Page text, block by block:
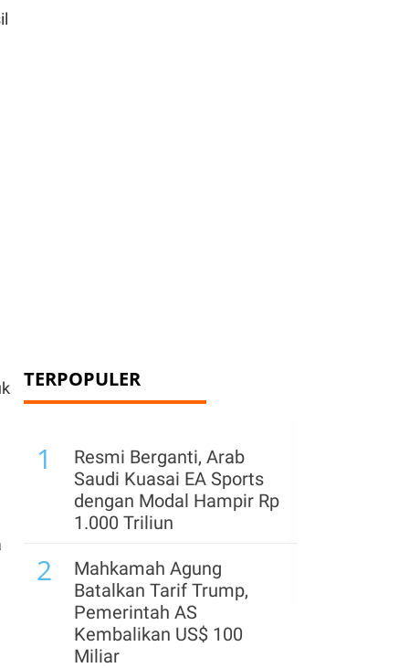
TERPOPULER
1
Resmi Berganti, Arab
Saudi Kuasai EA Sports
dengan Modal Hampir Rp
1.000 Triliun
2
Mahkamah Agung
Batalkan Tarif Trump,
Pemerintah AS
Kembalikan US$ 100
Miliar